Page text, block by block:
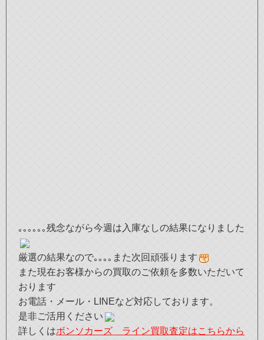
｡｡｡｡｡｡残念ながら今週は入庫なしの結果になりました
厳選の結果なので｡｡｡｡また次回頑張ります
また現在お客様からの買取のご依頼を多数いただいて
おります
お電話・メール・LINEなど対応しております。
是非ご活用ください
詳しくはボンソカーズ ライン買取査定はこちらから